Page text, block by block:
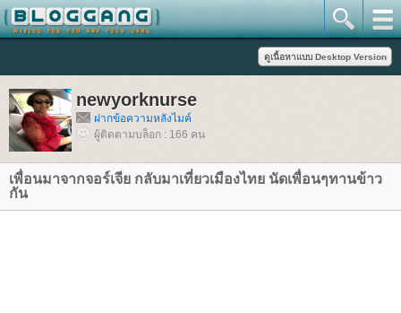
newyorknurse
ฝากข้อความหลังไมค์
ผู้ติดตามบล็อก : 166 คน
เพื่อนมาจากจอร์เจีย กลับมาเที่ยวเมืองไทย นัดเพื่อนๆทานข้าว
กัน